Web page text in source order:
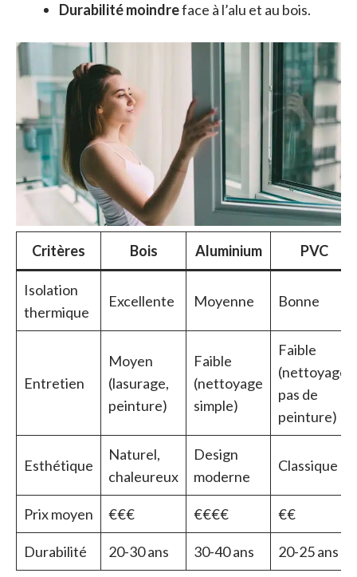
Durabilité moindreface à l’alu et au bois.
Critères Bois Aluminium PVC
Isolation
thermique
Excellente Moyenne Bonne
Entretien
Moyen
(lasurage,
peinture)
Faible
(nettoyage
simple)
Faible
(nettoyage,
pas de
peinture)
Esthétique
Naturel,
chaleureux
Design
moderne
Classique
Prix moyen €€€ €€€€ €€
Durabilité 20-30 ans 30-40 ans 20-25 ans